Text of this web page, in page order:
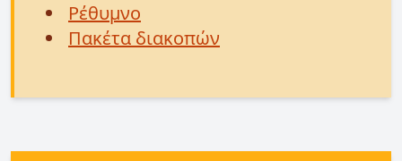
Ρέθυμνο
Πακέτα διακοπών